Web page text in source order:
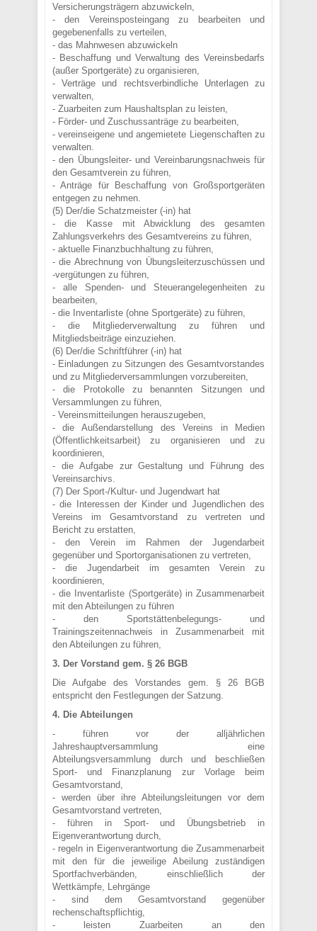
Versicherungsträgern abzuwickeln,
- den Vereinsposteingang zu bearbeiten und
gegebenenfalls zu verteilen,
- das Mahnwesen abzuwickeln
- Beschaffung und Verwaltung des Vereinsbedarfs
(außer Sportgeräte) zu organisieren,
- Verträge und rechtsverbindliche Unterlagen zu
verwalten,
- Zuarbeiten zum Haushaltsplan zu leisten,
- Förder- und Zuschussanträge zu bearbeiten,
- vereinseigene und angemietete Liegenschaften zu
verwalten.
- den Übungsleiter- und Vereinbarungsnachweis für
den Gesamtverein zu führen,
- Anträge für Beschaffung von Großsportgeräten
entgegen zu nehmen.
(5) Der/die Schatzmeister (-in) hat
- die Kasse mit Abwicklung des gesamten
Zahlungsverkehrs des Gesamtvereins zu führen,
- aktuelle Finanzbuchhaltung zu führen,
- die Abrechnung von Übungsleiterzuschüssen und
-vergütungen zu führen,
- alle Spenden- und Steuerangelegenheiten zu
bearbeiten,
- die Inventarliste (ohne Sportgeräte) zu führen,
- die Mitgliederverwaltung zu führen und
Mitgliedsbeiträge einzuziehen.
(6) Der/die Schriftführer (-in) hat
- Einladungen zu Sitzungen des Gesamtvorstandes
und zu Mitgliederversammlungen vorzubereiten,
- die Protokolle zu benannten Sitzungen und
Versammlungen zu führen,
- Vereinsmitteilungen herauszugeben,
- die Außendarstellung des Vereins in Medien
(Öffentlichkeitsarbeit) zu organisieren und zu
koordinieren,
- die Aufgabe zur Gestaltung und Führung des
Vereinsarchivs.
(7) Der Sport-/Kultur- und Jugendwart hat
- die Interessen der Kinder und Jugendlichen des
Vereins im Gesamtvorstand zu vertreten und
Bericht zu erstatten,
- den Verein im Rahmen der Jugendarbeit
gegenüber und Sportorganisationen zu vertreten,
- die Jugendarbeit im gesamten Verein zu
koordinieren,
- die Inventarliste (Sportgeräte) in Zusammenarbeit
mit den Abteilungen zu führen
- den Sportstättenbelegungs- und
Trainingszeitennachweis in Zusammenarbeit mit
den Abteilungen zu führen,
3. Der Vorstand gem. § 26 BGB
Die Aufgabe des Vorstandes gem. § 26 BGB
entspricht den Festlegungen der Satzung.
4. Die Abteilungen
- führen vor der alljährlichen
Jahreshauptversammlung eine
Abteilungsversammlung durch und beschließen
Sport- und Finanzplanung zur Vorlage beim
Gesamtvorstand,
- werden über ihre Abteilungsleitungen vor dem
Gesamtvorstand vertreten,
- führen in Sport- und Übungsbetrieb in
Eigenverantwortung durch,
- regeln in Eigenverantwortung die Zusammenarbeit
mit den für die jeweilige Abeilung zuständigen
Sportfachverbänden, einschließlich der
Wettkämpfe, Lehrgänge
- sind dem Gesamtvorstand gegenüber
rechenschaftspflichtig,
- leisten Zuarbeiten an den